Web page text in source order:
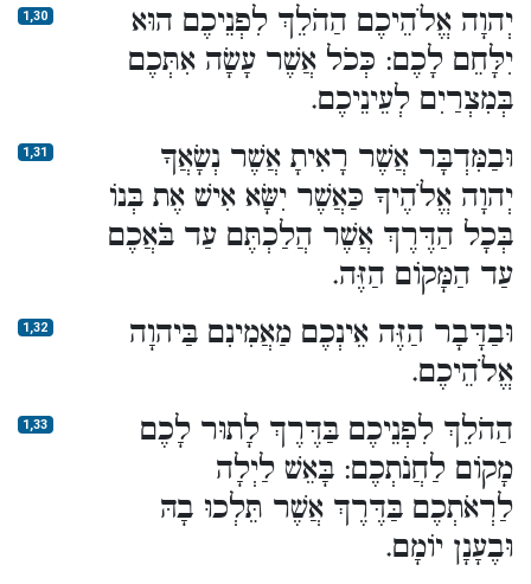
1,30
יְהוָה אֱלֹהֵיכֶם הַהֹלֵךְ לִפְנֵיכֶם הוּא
יִלָּחֵם לָכֶם: כְּכֹל אֲשֶׁר עָשָׂה אִתְּכֶם
בְּמִצְרַיִם לְעֵינֵיכֶם.
1,31
וּבַמִּדְבָּר אֲשֶׁר רָאִיתָ אֲשֶׁר נְשָׂאֲךָ
יְהוָה אֱלֹהֶיךָ כַּאֲשֶׁר יִשָּׂא אִישׁ אֶת בְּנוֹ
בְּכָל הַדֶּרֶךְ אֲשֶׁר הֲלַכְתֶּם עַד בֹּאֲכֶם
עַד הַמָּקוֹם הַזֶּה.
1,32
וּבַדָּבָר הַזֶּה אֵינְכֶם מַאֲמִינִם בַּיהוָה
אֱלֹהֵיכֶם.
1,33
הַהֹלֵךְ לִפְנֵיכֶם בַּדֶּרֶךְ לָתוּר לָכֶם
מָקוֹם לַחֲנֹתְכֶם: בָּאֵשׁ לַיְלָה
לַרְאֹתְכֶם בַּדֶּרֶךְ אֲשֶׁר תֵּלְכוּ בָהּ
וּבֶעָנָן יוֹמָם.